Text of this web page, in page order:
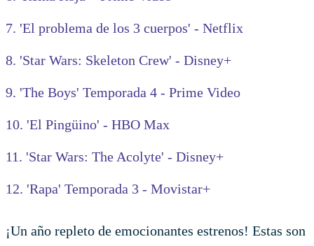
7. 'El problema de los 3 cuerpos' - Netflix
8. 'Star Wars: Skeleton Crew' - Disney+
9. 'The Boys' Temporada 4 - Prime Video
10. 'El Pingüino' - HBO Max
11. 'Star Wars: The Acolyte' - Disney+
12. 'Rapa' Temporada 3 - Movistar+
¡Un año repleto de emocionantes estrenos! Estas son